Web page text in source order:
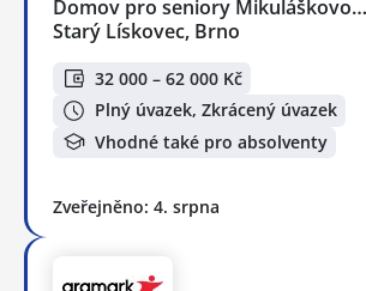
Domov pro seniory Mikuláškovo…
Starý Lískovec, Brno
32 000 – 62 000 Kč
Plný úvazek, Zkrácený úvazek
Vhodné také pro absolventy
Zveřejněno: 4. srpna